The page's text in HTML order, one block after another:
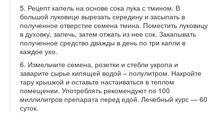
5. Рецепт капель на основе сока лука с тмином. В
большой луковице вырезать середину и засыпать в
полученное отверстие семена тмина. Поместить луковицу
в духовку, запечь, затем отжать из нее сок. Закапывать
полученное средство дважды в день по три капли в
каждое ухо.
6. Измельчите семена, розетки и стебли укропа и
заварите сырье кипящей водой – полулитром. Накройте
тару крышкой и оставьте настаиваться в теплом
помещении. Употреблять рекомендуют по 100
миллилитров препарата перед едой. Лечебный курс — 60
суток.